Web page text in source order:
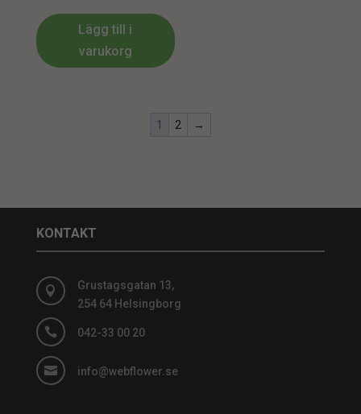
Lägg till i
varukorg
1 2 →
KONTAKT

Grustagsgatan 13,
254 64 Helsingborg
 042-33 00 20
 info@webflower.se